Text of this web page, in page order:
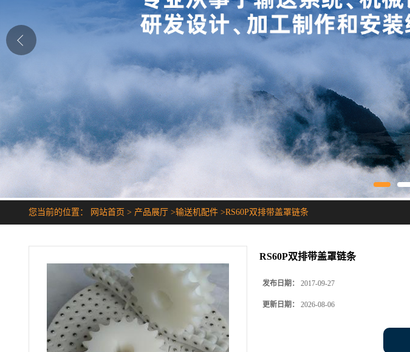
您当前的位置： 网站首页 > 产品展厅 >输送机配件 >RS60P双排带盖罩链条
RS60P双排带盖罩链条
发布日期： 2017-09-27
更新日期： 2026-08-06